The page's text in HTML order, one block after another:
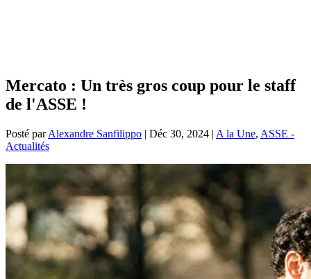
Mercato : Un très gros coup pour le staff
de l'ASSE !
Posté parAlexandre Sanfilippo | Déc 30, 2024 | A la Une, ASSE -
Actualités